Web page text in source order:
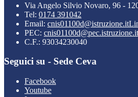
Via Angelo Silvio Novaro, 96 -
Tel: 0174 391042
Email: cnis01100d@istruzione.it
PEC: cnis01100d@pec.istruzione.it
C.F.: 93034230040
Seguici su - Sede Ceva
Facebook
Youtube